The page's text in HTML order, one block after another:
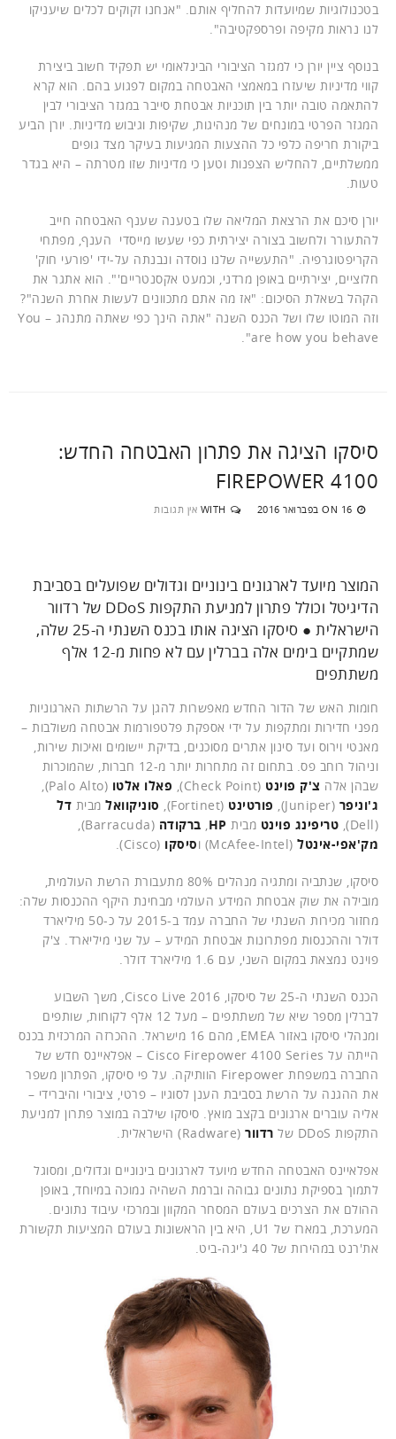
בטכנולוגיות שמיועדות להחליף אותם. "אנחנו זקוקים לכלים שיעניקו
לנו נראות מקיפה ופרספקטיבה".
בנוסף ציין יורן כי למגזר הציבורי הבינלאומי יש תפקיד חשוב ביצירת
קווי מדיניות שיעזרו במאמצי האבטחה במקום לפגוע בהם. הוא קרא
להתאמה טובה יותר בין תוכניות אבטחת סייבר במגזר הציבורי לבין
המגזר הפרטי במונחים של מנהיגות, שקיפות וגיבוש מדיניות. יורן הביע
ביקורת חריפה כלפי כל ההצעות המגיעות בעיקר מצד גופים
ממשלתיים, להחליש הצפנות וטען כי מדיניות שזו מטרתה – היא בגדר
טעות.
יורן סיכם את הרצאת המליאה שלו בטענה שענף האבטחה חייב
להתעורר ולחשוב בצורה יצירתית כפי שעשו מייסדי הענף, מפתחי
הקריפטוגרפיה. "התעשייה שלנו נוסדה ונבנתה על-ידי 'פורעי חוק'
חלוציים, יצירתיים באופן מרדני, וכמעט אקסנטריים'". הוא אתגר את
הקהל בשאלת הסיכום: "אז מה אתם מתכוונים לעשות אחרת השנה"?
וזה המוטו שלו ושל הכנס השנה "אתה הינך כפי שאתה מתנהג – You
are how you behave".
סיסקו הציגה את פתרון האבטחה החדש:
FIREPOWER 4100
ON 16 בפברואר 2016 WITH אין תגובות
המוצר מיועד לארגונים בינוניים וגדולים שפועלים בסביבת
הדיגיטל וכולל פתרון למניעת התקפות DDoS של רדוור
הישראלית ● סיסקו הציגה אותו בכנס השנתי ה-25 שלה,
שמתקיים בימים אלה בברלין עם לא פחות מ-12 אלף
משתתפים
חומות האש של הדור החדש מאפשרות להגן על הרשתות הארגוניות
מפני חדירות ומתקפות על ידי אספקת פלטפורמות אבטחה משולבות –
מאנטי וירוס ועד סינון אתרים מסוכנים, בדיקת יישומים ואיכות שירות,
וניהול רוחב פס. בתחום זה מתחרות יותר מ-12 חברות, שהמוכרות
שבהן אלה צ'ק פוינט (Check Point), פאלו אלטו (Palo Alto),
ג'וניפר (Juniper), פורטינט (Fortinet), סוניקוואל מבית דל
(Dell),
טריפינג פוינט מבית HP
, ברקודה (Barracuda),
מק'אפי-אינטל (McAfee-Intel) ו סיסקו (Cisco).
סיסקו, שנתביה ומתגיה מנהלים 80% מתעבורת הרשת העולמית,
מובילה את שוק אבטחת המידע העולמי מבחינת היקף ההכנסות שלה:
מחזור מכירות השנתי של החברה עמד ב-2015 על כ-50 מיליארד
דולר וההכנסות מפתרונות אבטחת המידע – על שני מיליארד. צ'ק
פוינט נמצאת במקום השני, עם 1.6 מיליארד דולר.
הכנס השנתי ה-25 של סיסקו, Cisco Live 2016, משך השבוע
לברלין מספר שיא של משתתפים – מעל 12 אלף לקוחות, שותפים
ומנהלי סיסקו באזור EMEA, מהם 16 מישראל. ההכרזה המרכזית בכנס
הייתה על Cisco Firepower 4100 Series – אפלאיינס חדש של
החברה במשפחת Firepower הוותיקה. על פי סיסקו, הפתרון משפר
את ההגנה על הרשת בסביבת הענן לסוגיו – פרטי, ציבורי והיברידי –
אליה עוברים ארגונים בקצב מואץ. סיסקו שילבה במוצר פתרון למניעת
התקפות DDoS של
רדוור (Radware) הישראלית.
אפלאיינס האבטחה החדש מיועד לארגונים בינוניים וגדולים, ומסוגל
לתמוך בספיקת נתונים גבוהה וברמת השהיה נמוכה במיוחד, באופן
ההולם את הצרכים בעולם המסחר המקוון ובמרכזי עיבוד נתונים.
המערכת, במארז של U1, היא בין הראשונות בעולם המציעות תקשורת
את'רנט במהירות של 40 ג'יגה-ביט.